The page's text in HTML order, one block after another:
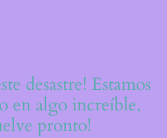
desastre! Estamos
en algo increíble,
pronto!